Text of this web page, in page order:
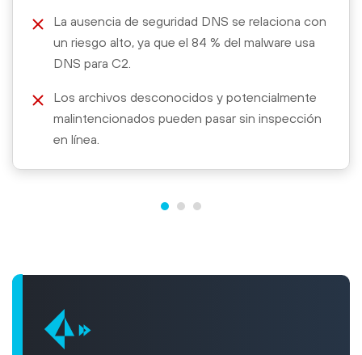
La ausencia de seguridad DNS se relaciona con
un riesgo alto, ya que el 84 % del malware usa
DNS para C2.
Los archivos desconocidos y potencialmente
malintencionados pueden pasar sin inspección
en línea.